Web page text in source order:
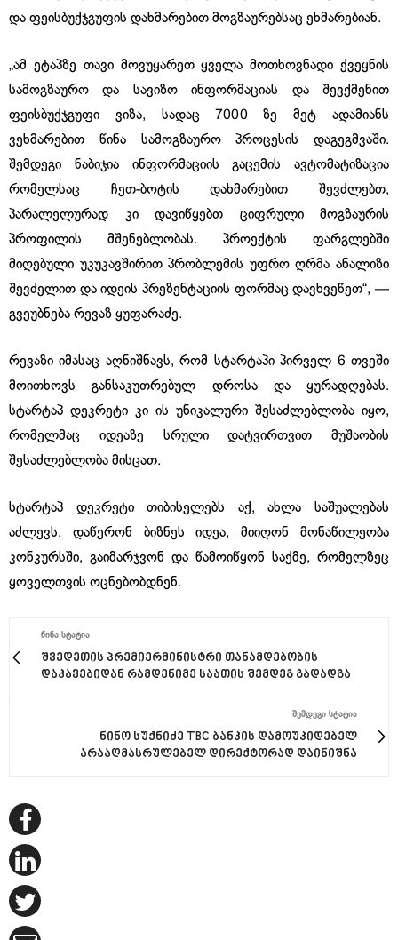
და ფეისბუქჯგუფის დახმარებით მოგზაურებსაც ეხმარებიან.
„ამ ეტაპზე თავი მოვუყარეთ ყველა მოთხოვნადი ქვეყნის
სამოგზაურო და სავიზო ინფორმაციას და შევქმენით
ფეისბუქჯგუფი ვიზა, სადაც 7000 ზე მეტ ადამიანს
ვეხმარებით წინა სამოგზაურო პროცესის დაგეგმვაში.
შემდეგი ნაბიჯია ინფორმაციის გაცემის ავტომატიზაცია
რომელსაც ჩეთ-ბოტის დახმარებით შევძლებთ,
პარალელურად კი დავიწყებთ ციფრული მოგზაურის
პროფილის მშენებლობას. პროექტის ფარგლებში
მიღებული უკუკავშირით პრობლემის უფრო ღრმა ანალიზი
შევძელით და იდეის პრეზენტაციის ფორმაც დავხვეწეთ“, —
გვეუბნება რევაზ ყუფარაძე.
რევაზი იმასაც აღნიშნავს, რომ სტარტაპი პირველ 6 თვეში
მოითხოვს განსაკუთრებულ დროსა და ყურადღებას.
სტარტაპ დეკრეტი კი ის უნიკალური შესაძლებლობა იყო,
რომელმაც იდეაზე სრული დატვირთვით მუშაობის
შესაძლებლობა მისცათ.
სტარტაპ დეკრეტი თიბისელებს აქ, ახლა საშუალებას
აძლევს, დაწერონ ბიზნეს იდეა, მიიღონ მონაწილეობა
კონკურსში, გაიმარჯვონ და წამოიწყონ საქმე, რომელზეც
ყოველთვის ოცნებობდნენ.
ᲬᲘᲜᲐ ᲡᲢᲐᲢᲘᲐ
შვედეთის პრემიერმინისტრი თანამდებობის
დაკავებიდან რამდენიმე საათის შემდეგ გადადგა
ᲨᲔᲛᲓᲔᲒᲘ ᲡᲢᲐᲢᲘᲐ
ნინო სუქნიძე TBC ბანკის დამოუკიდებელ
არააღმასრულებელ დირექტორად დაინიშნა